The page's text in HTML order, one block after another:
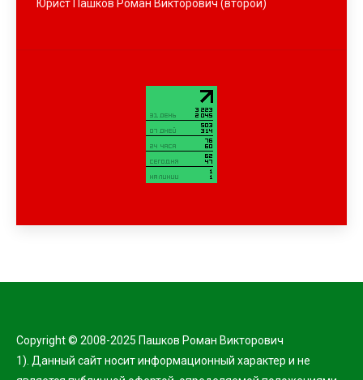
Юрист Пашков Роман Викторович (второй)
Copyright © 2008-2025 Пашков Роман Викторович
1). Данный сайт носит информационный характер и не